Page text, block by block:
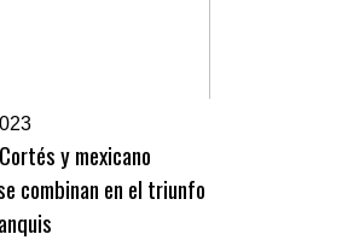
y mexicano
combinan en el triunfo